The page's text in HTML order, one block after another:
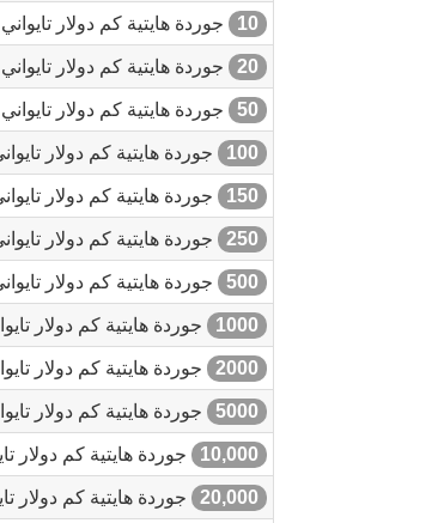
10 جوردة هايتية كم دولار
20 جوردة هايتية كم دولار
50 جوردة هايتية كم دولار
100 جوردة هايتية كم دولار
150 جوردة هايتية كم دولار
250 جوردة هايتية كم دولار
500 جوردة هايتية كم دولار
1000 جوردة هايتية كم دولار
2000 جوردة هايتية كم دولار
5000 جوردة هايتية كم دولار
10,000 جوردة هايتية كم دولار
20,000 جوردة هايتية كم دولار